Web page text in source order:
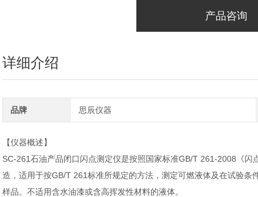
产品咨询
详细介绍
品牌 思辰仪器
【仪器概述】
SC-261石油产品闭口闪点测定仪是按照国家标准GB/T 261-2008《
造，适用于按GB/T 261标准所规定的方法，测定可燃液体及在试验
样品。不适用含水油漆或含高挥发性材料的液体。